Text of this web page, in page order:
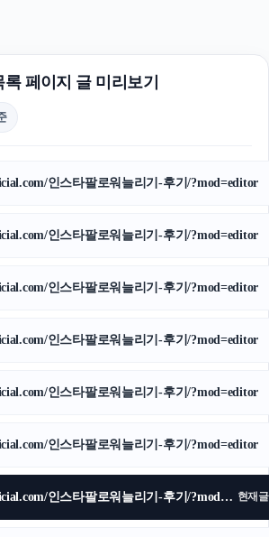
페이지 글 미리보기
인스타팔로워늘리기-후기/?mod=editor
인스타팔로워늘리기-후기/?mod=editor
인스타팔로워늘리기-후기/?mod=editor
인스타팔로워늘리기-후기/?mod=editor
인스타팔로워늘리기-후기/?mod=editor
인스타팔로워늘리기-후기/?mod=editor
https://gidraofficial.com/인스타팔로워늘리기-후기/?mod=editor 현재글